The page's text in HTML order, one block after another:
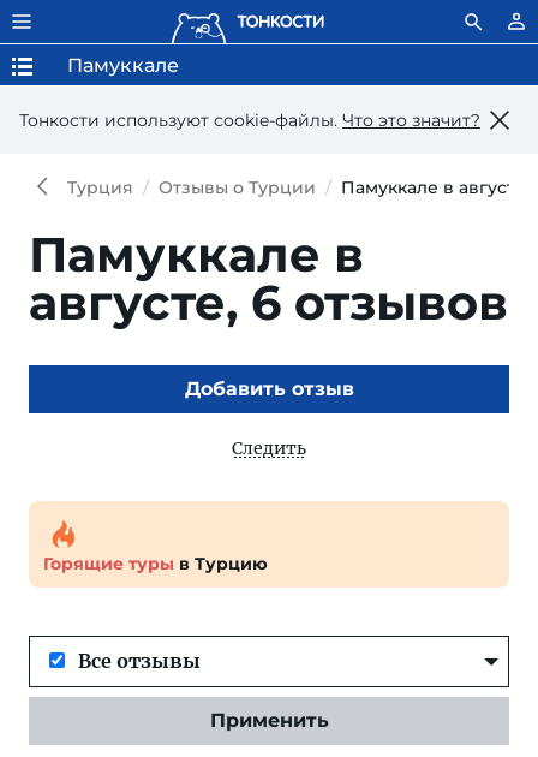
Тонкости используют сookie-файлы. Что это значит?
Памуккале
Турция Отзывы о Турции Памуккале в августе
Памуккале в
августе, 6 отзывов
Добавить отзыв
Следить
Горящие туры в Турцию
Все отзывы
Применить